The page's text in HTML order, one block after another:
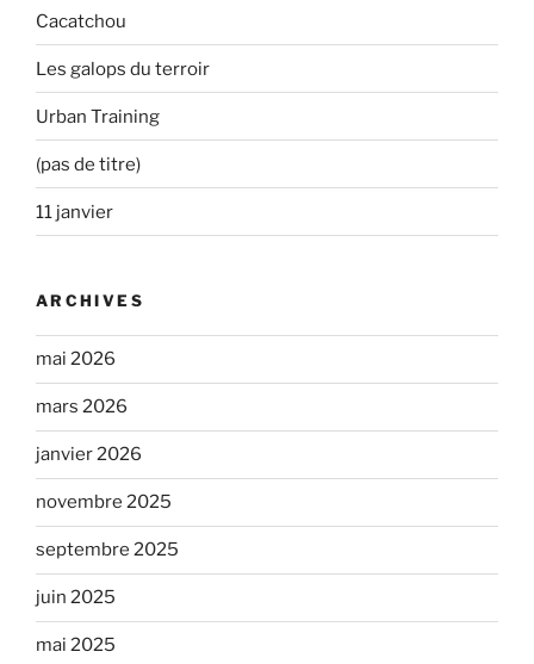
Cacatchou
Les galops du terroir
Urban Training
(pas de titre)
11 janvier
ARCHIVES
mai 2026
mars 2026
janvier 2026
novembre 2025
septembre 2025
juin 2025
mai 2025